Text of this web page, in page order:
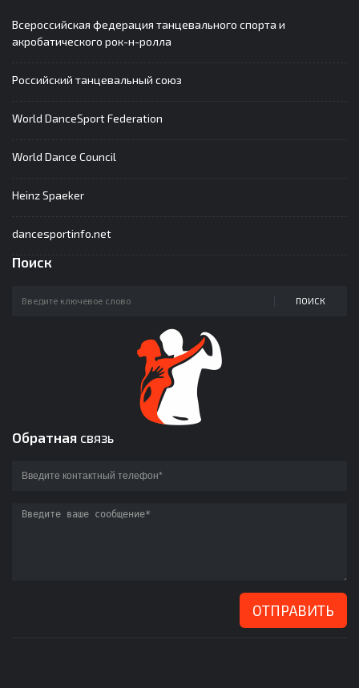
Всероссийская федерация танцевального спорта и
акробатического рок-н-ролла
Российский танцевальный союз
World DanceSport Federation
World Dance Council
Heinz Spaeker
dancesportinfo.net
Поиск
ПОИСК
Обратная связь
ОТПРАВИТЬ